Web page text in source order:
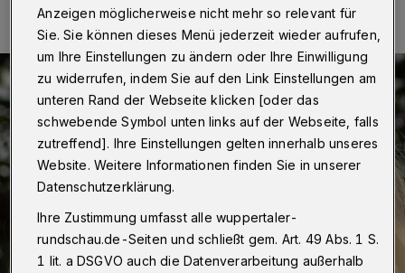
Anzeigen möglicherweise nicht mehr so relevant für
Sie. Sie können dieses Menü jederzeit wieder aufrufen,
um Ihre Einstellungen zu ändern oder Ihre Einwilligung
zu widerrufen, indem Sie auf den Link Einstellungen am
unteren Rand der Webseite klicken [oder das
schwebende Symbol unten links auf der Webseite, falls
zutreffend]. Ihre Einstellungen gelten innerhalb unseres
Website. Weitere Informationen finden Sie in unserer
Datenschutzerklärung.
Ihre Zustimmung umfasst alle wuppertaler-
rundschau.de-Seiten und schließt gem. Art. 49 Abs. 1 S.
1 lit. a DSGVO auch die Datenverarbeitung außerhalb